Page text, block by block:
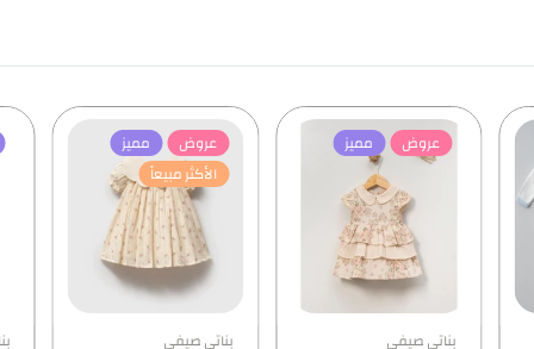
عروض
مميز
الأكثر مبيعاً
بناتي صيفي
مميز الأكثر مبيعاً
بناتي صيفي